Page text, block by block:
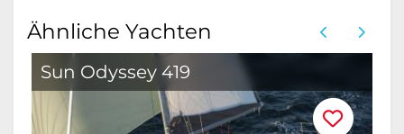
Ähnliche Yachten
Sun Odyssey 419